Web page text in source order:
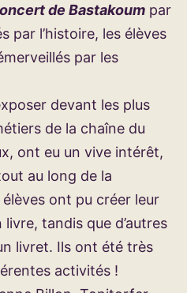
de Bastakoum par
par l’histoire, les élèves
par les
devant les plus
de la chaîne du
ont eu un vive intérêt,
au long de la
ont pu créer leur
tandis que d’autres
livret. Ils ont été très
activités !